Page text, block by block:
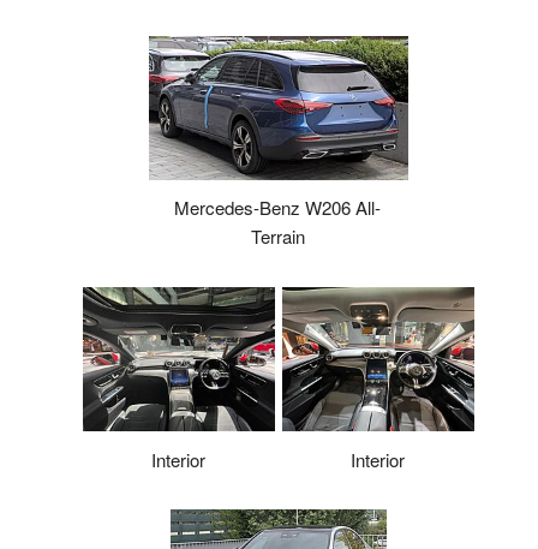
Mercedes-Benz W206 All-
Terrain
Interior Interior